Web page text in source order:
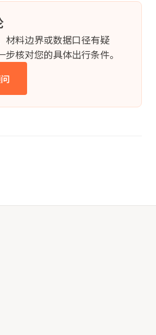
材料边界或数据口径有疑
核对您的具体出行条件。